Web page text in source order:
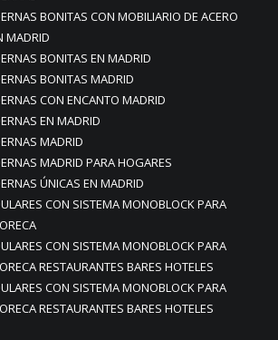
BONITAS CON MOBILIARIO DE ACERO
MADRID
BONITAS EN MADRID
BONITAS MADRID
CON ENCANTO MADRID
EN MADRID
MADRID
MADRID PARA HOGARES
ÚNICAS EN MADRID
CON SISTEMA MONOBLOCK PARA
CON SISTEMA MONOBLOCK PARA
RESTAURANTES BARES HOTELES
CON SISTEMA MONOBLOCK PARA
RESTAURANTES BARES HOTELES